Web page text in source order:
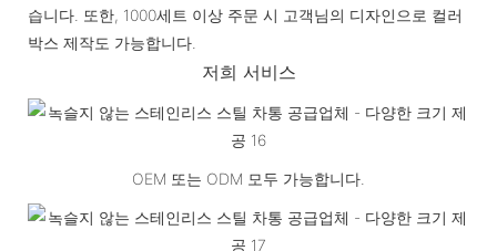
습니다. 또한, 1000세트 이상 주문 시 고객님의 디자인으로 컬러
박스 제작도 가능합니다.
저희 서비스
OEM 또는 ODM 모두 가능합니다.